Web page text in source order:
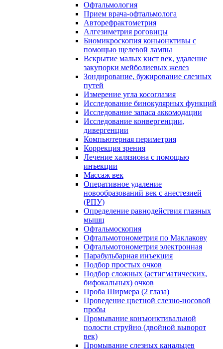
Офтальмология
Прием врача-офтальмолога
Авторефрактометрия
Алгезиметрия роговицы
Биомикроскопия коньюнктивы с
помощью щелевой лампы
Вскрытие малых кист век, удаление
закупорки мейболиевых желез
Зондирование, бужирование слезных
путей
Измерение угла косоглазия
Исследование бинокулярных функций
Исследование запаса аккомодации
Исследование конвергенции,
дивергенции
Компьютерная периметрия
Коррекция зрения
Лечение халязиона с помощью
инъекции
Массаж век
Оперативное удаление
новообразований век с анестезией
(РПУ)
Определение равнодействия глазных
мышц
Офтальмоскопия
Офтальмотонометрия по Маклакову
Офтальмотонометрия электронная
Парабульбарная инъекция
Подбор простых очков
Подбор сложных (астигматических,
бифокальных) очков
Проба Ширмера (2 глаза)
Проведение цветной слезно-носовой
пробы
Промывание конъюнктивальной
полости струйно (двойной выворот
век)
Промывание слезных канальцев